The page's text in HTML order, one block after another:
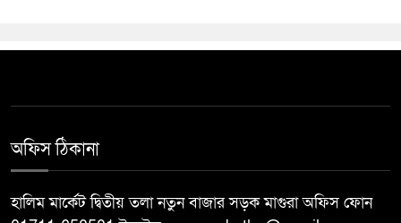
অফিস ঠিকানা
হালিম মার্কেট দ্বিতীয় তলা নতুন বাজার সড়ক মাগুরা অফিস ফোন